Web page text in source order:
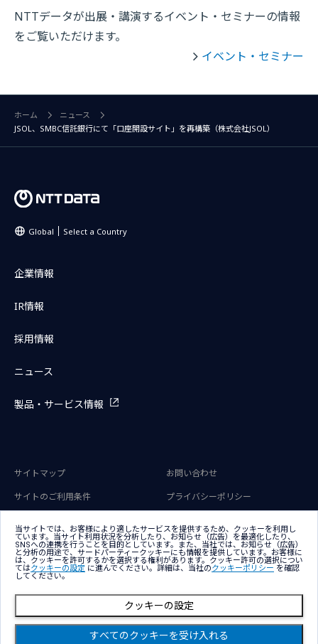
NTTデータが出展・講演するイベント・セミナーの情報
をご覧いただけます。
イベント・セミナー
ホーム
ニュース
JSOL、SMBC信託銀行にて「口座開設サイト」を再構築（株式会社JSOL）
Global Select a Country
企業情報
IR情報
採用情報
ニュース
製品・サービス情報
サイトマップ
お問い合わせ
サイトのご利用条件
プライバシーポリシー
クッキー（Cookie）プリファレン
ス
Copyright © NTT DATA Group Corporation
当サイトでは、お客様により適したサービスを提供するため、クッキーを利用し
ています。当サイト利用状況を分析したり、お知らせ（広告）を最適化したり、
SNSへの連携を行うことを目的としています。また、当社では、お知らせ（広告）
と分析の用途で、サードパーティークッキーにも情報を提供しています。お客様に
は、クッキーを許可するかを選択する権利があります。クッキー許可の選択につい
てはクッキーの設定 に進んでください。詳細は、当社のクッキーポリシー を確認
してください。
すべてのクッキーを受け入れる
クッキーの設定